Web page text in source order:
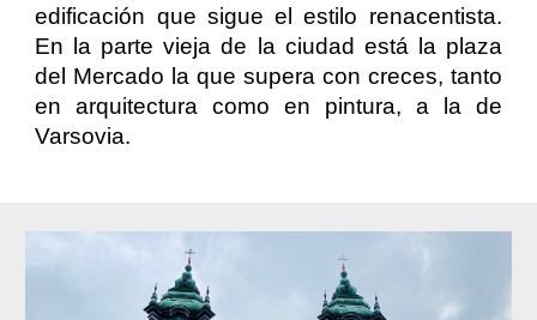
edificación que sigue el estilo renacentista.
En la parte vieja de la ciudad está la plaza
del Mercado la que supera con creces, tanto
en arquitectura como en pintura, a la de
Varsovia.